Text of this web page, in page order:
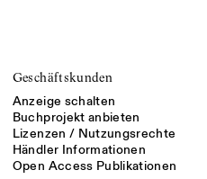
Geschäftskunden
Anzeige schalten
Buchprojekt anbieten
Lizenzen / Nutzungsrechte
Händler Informationen
Open Access Publikationen